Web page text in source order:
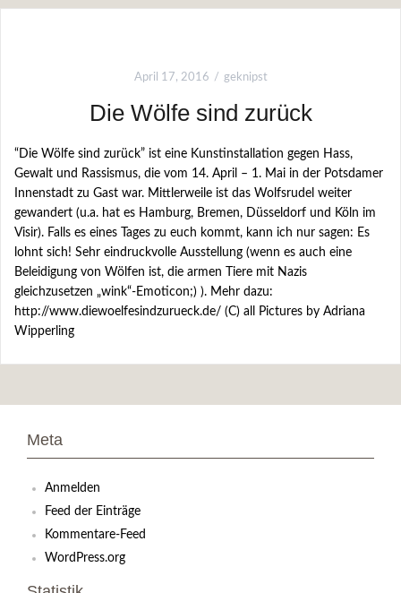
April 17, 2016 geknipst
Die Wölfe sind zurück
“Die Wölfe sind zurück” ist eine Kunstinstallation gegen Hass,
Gewalt und Rassismus, die vom 14. April – 1. Mai in der Potsdamer
Innenstadt zu Gast war. Mittlerweile ist das Wolfsrudel weiter
gewandert (u.a. hat es Hamburg, Bremen, Düsseldorf und Köln im
Visir). Falls es eines Tages zu euch kommt, kann ich nur sagen: Es
lohnt sich! Sehr eindruckvolle Ausstellung (wenn es auch eine
Beleidigung von Wölfen ist, die armen Tiere mit Nazis
gleichzusetzen „wink“-Emoticon;) ). Mehr dazu:
http://www.diewoelfesindzurueck.de/ (C) all Pictures by Adriana
Wipperling
Meta
Anmelden
Feed der Einträge
Kommentare-Feed
WordPress.org